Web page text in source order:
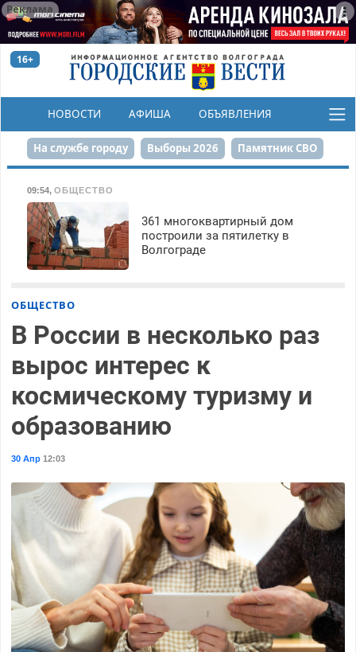
Реклама
16+
НОВОСТИ АФИША ОБЪЯВЛЕНИЯ
КОНКУРСЫ
На службе городу Выборы 2026 Памятник СВО
Набережная День Победы Реконструкция ЦПКиО
80-летие Победы Парк Героев-летчиков
09:54, ОБЩЕСТВО
361 многоквартирный дом
построили за пятилетку в
Волгограде
ОБЩЕСТВО
В России в несколько раз
вырос интерес к
космическому туризму и
образованию
30 Апр12:03